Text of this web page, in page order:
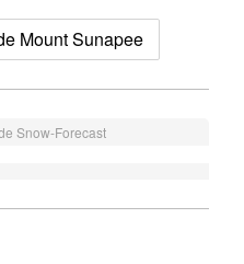
Mount Sunapee
Snow-Forecast